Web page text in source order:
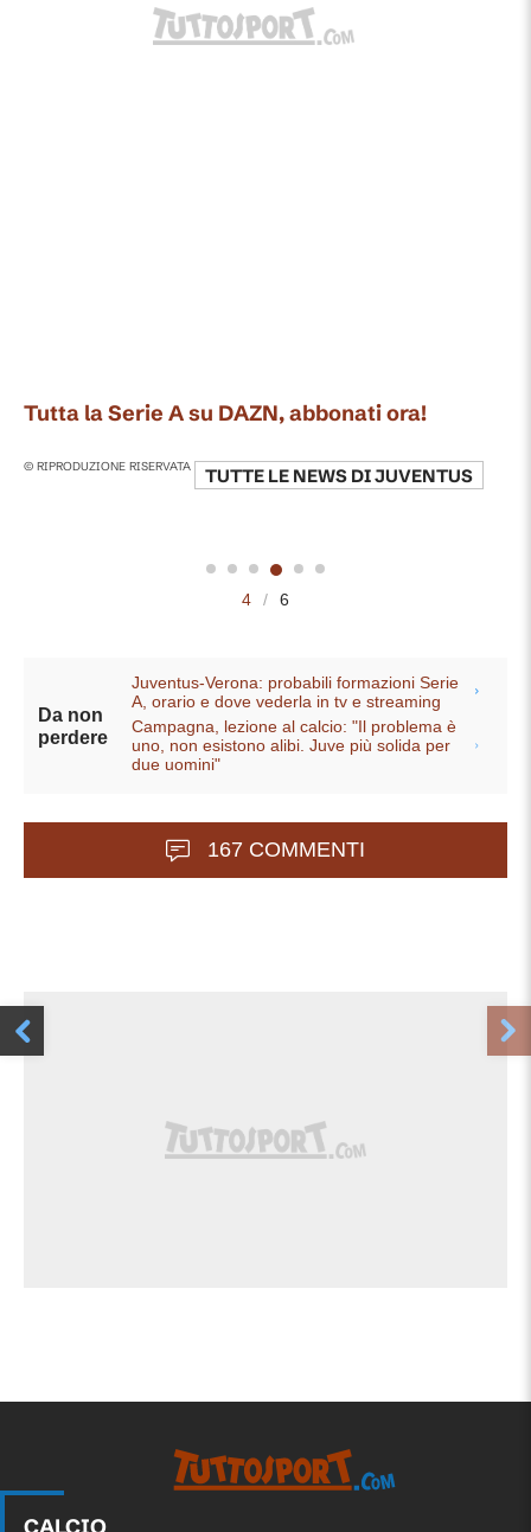
Tutta la Serie A su DAZN, abbonati ora!
© RIPRODUZIONE RISERVATA TUTTE LE NEWS DIJUVENTUS
4 / 6
Da non
perdere
Juventus-Verona: probabili formazioni Serie
A, orario e dove vederla in tv e streaming
Campagna, lezione al calcio: "Il problema è
uno, non esistono alibi. Juve più solida per
due uomini"
167 COMMENTI